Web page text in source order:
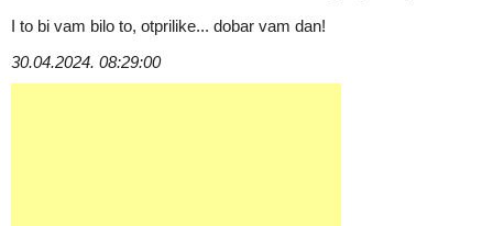
I to bi vam bilo to, otprilike... dobar vam dan!
30.04.2024. 08:29:00